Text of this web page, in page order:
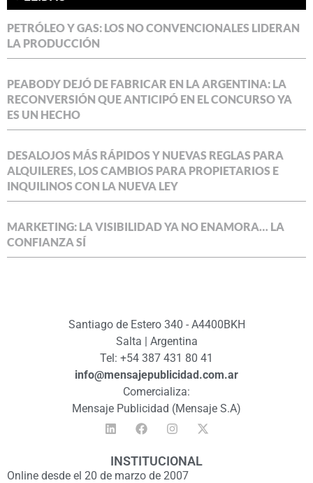
PETRÓLEO Y GAS: LOS NO CONVENCIONALES LIDERAN
LA PRODUCCIÓN
PEABODY DEJÓ DE FABRICAR EN LA ARGENTINA: LA
RECONVERSIÓN QUE ANTICIPÓ EN EL CONCURSO YA
ES UN HECHO
DESALOJOS MÁS RÁPIDOS Y NUEVAS REGLAS PARA
ALQUILERES, LOS CAMBIOS PARA PROPIETARIOS E
INQUILINOS CON LA NUEVA LEY
MARKETING: LA VISIBILIDAD YA NO ENAMORA… LA
CONFIANZA SÍ
Santiago de Estero 340 - A4400BKH
Salta | Argentina
Tel: +54 387 431 80 41
info@mensajepublicidad.com.ar
Comercializa:
Mensaje Publicidad (Mensaje S.A)
INSTITUCIONAL
Online desde el 20 de marzo de 2007